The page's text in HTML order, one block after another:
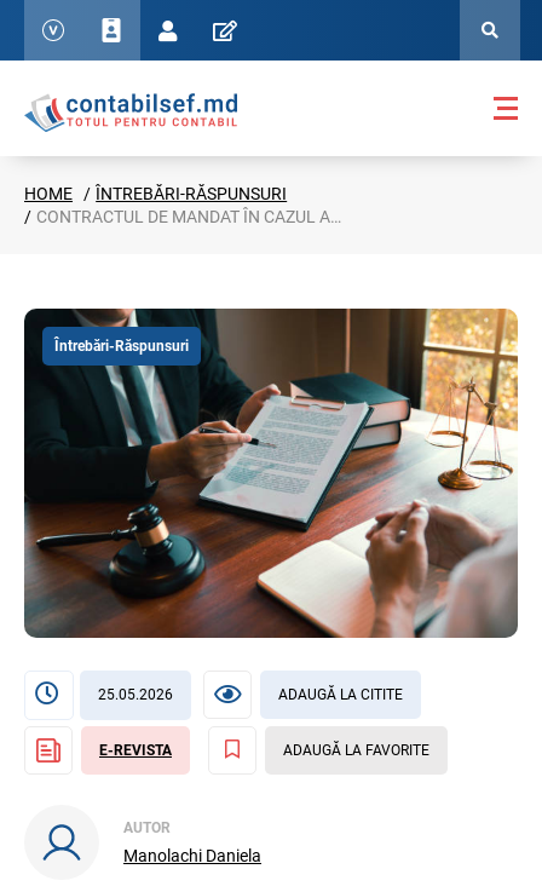
HOME
ÎNTREBĂRI-RĂSPUNSURI
CONTRACTUL DE MANDAT ÎN CAZUL ADMINISTRATORULUI CARE ESTE ȘI UNICUL FONDATOR
Întrebări-Răspunsuri
25.05.2026 ADAUGĂ LA CITITE
E-REVISTA ADAUGĂ LA FAVORITE
AUTOR
Manolachi Daniela